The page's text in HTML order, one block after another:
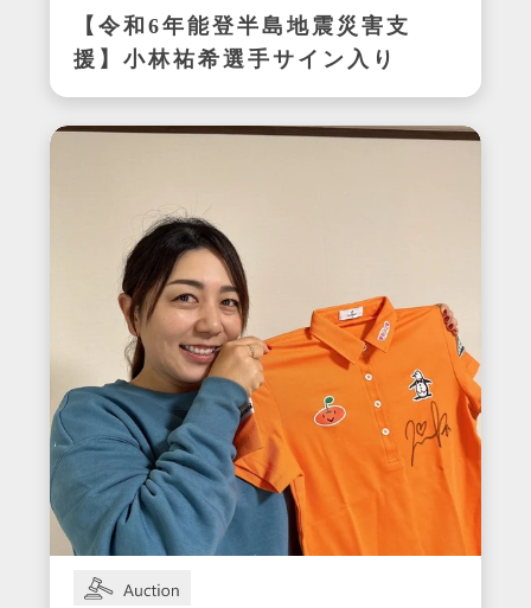
【令和6年能登半島地震災害支
援】小林祐希選手サイン入り
スパイク